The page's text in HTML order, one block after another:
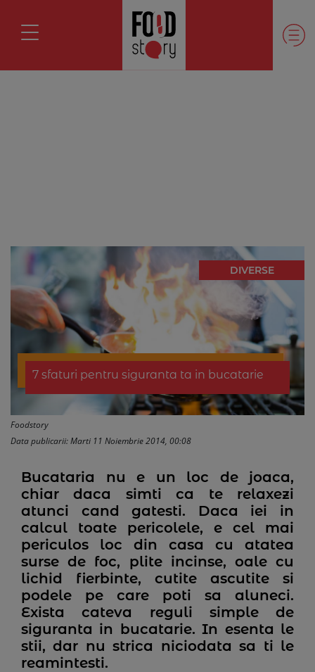
DIVERSE
7 sfaturi pentru siguranta ta in bucatarie
Foodstory
Data publicarii: Marti 11 Noiembrie 2014, 00:08
Bucataria nu e un loc de joaca,
chiar daca simti ca te relaxezi
atunci cand gatesti. Daca iei in
calcul toate pericolele, e cel mai
periculos loc din casa cu atatea
surse de foc, plite incinse, oale cu
lichid fierbinte, cutite ascutite si
podele pe care poti sa aluneci.
Exista cateva reguli simple de
siguranta in bucatarie. In esenta le
stii, dar nu strica niciodata sa ti le
reamintesti.